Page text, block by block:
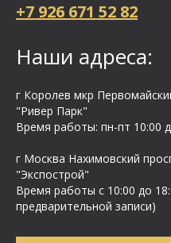
+7 926 671 52 82
Наши адреса:
г Королев мкр
"Ривер Парк"
Время работы: пн-пт 10:00
г Москва Нахимовский
"Экспострой"
Время работы с 10:00 до
предварительной записи)